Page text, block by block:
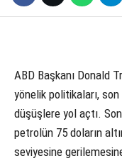
ABD Başkanı Donald
yönelik politikaları,
düşüşlere yol açtı.
petrolün 75 doların
seviyesine